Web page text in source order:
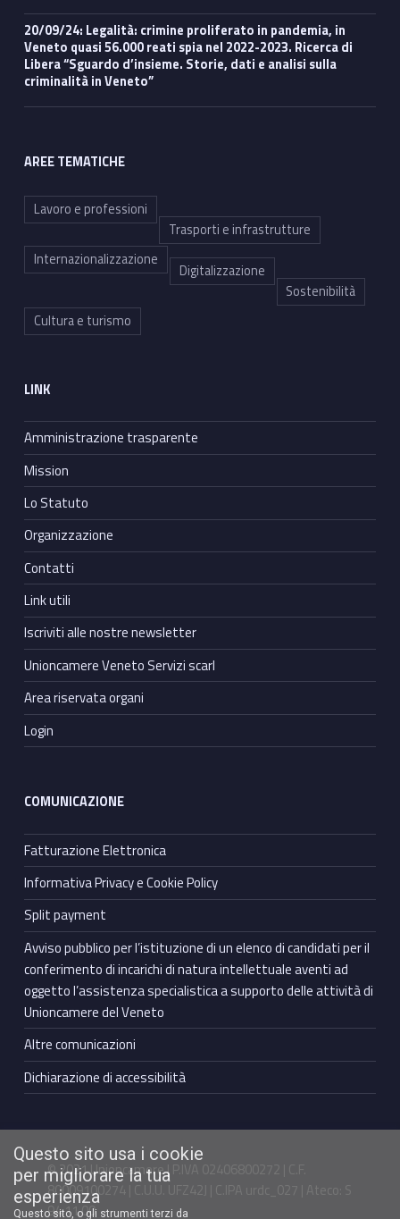
20/09/24: Legalità: crimine proliferato in pandemia, in
Veneto quasi 56.000 reati spia nel 2022-2023. Ricerca di
Libera “Sguardo d’insieme. Storie, dati e analisi sulla
criminalità in Veneto”
AREE TEMATICHE
Lavoro e professioni
Trasporti e infrastrutture
Internazionalizzazione
Digitalizzazione
Sostenibilità
Cultura e turismo
LINK
Amministrazione trasparente
Mission
Lo Statuto
Organizzazione
Contatti
Link utili
Iscriviti alle nostre newsletter
Unioncamere Veneto Servizi scarl
Area riservata organi
Login
COMUNICAZIONE
Fatturazione Elettronica
Informativa Privacy e Cookie Policy
Split payment
Avviso pubblico per l’istituzione di un elenco di candidati per il
conferimento di incarichi di natura intellettuale aventi ad
oggetto l’assistenza specialistica a supporto delle attività di
Unioncamere del Veneto
Altre comunicazioni
Dichiarazione di accessibilità
© 2021 Unioncamere | P.IVA 02406800272 | C.F.
80009100274 | C.U.U. UFZ42J | C.IPA urdc_027 | Ateco: S
94.11.00
Questo sito usa i cookie
per migliorare la tua
esperienza
Questo sito, o gli strumenti terzi da